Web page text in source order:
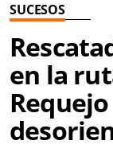
SUCESOS
en la